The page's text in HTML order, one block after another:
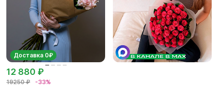
Доставка 0₽
19250 ₽ -33%
12 880 ₽